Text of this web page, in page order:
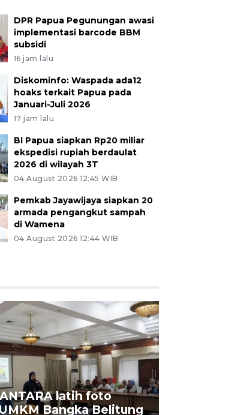
DPR Papua Pegunungan awasi
implementasi barcode BBM
subsidi
16 jam lalu
Diskominfo: Waspada ada12
hoaks terkait Papua pada
Januari-Juli 2026
17 jam lalu
BI Papua siapkan Rp20 miliar
ekspedisi rupiah berdaulat
2026 di wilayah 3T
04 August 2026 12:45 WIB
Pemkab Jayawijaya siapkan 20
armada pengangkut sampah
di Wamena
04 August 2026 12:44 WIB
latih foto
Bangka Belitung